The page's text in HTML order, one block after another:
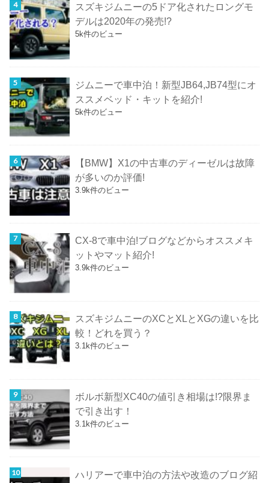
スズキジムニーの5ドア化されたロングモ
デルは2020年の発売!?
5k件のビュー
ジムニーで車中泊！新型JB64,JB74型にオ
ススメベッド・キットを紹介!
5k件のビュー
【BMW】X1の中古車のディーゼルは故障
が多いのか評価!
3.9k件のビュー
CX-8で車中泊!ブログなどからオススメキ
ットやマット紹介!
3.9k件のビュー
スズキジムニーのXCとXLとXGの違いを比
較！どれを買う？
3.1k件のビュー
ボルボ新型XC40の値引き相場は!?限界ま
で引き出す！
3.1k件のビュー
ハリアーで車中泊の方法や改造のブログ紹